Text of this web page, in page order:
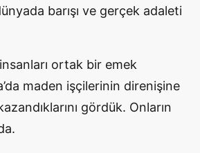
barışı ve gerçek adaleti
ortak bir emek
maden işçilerinin direnişine
gördük. Onların